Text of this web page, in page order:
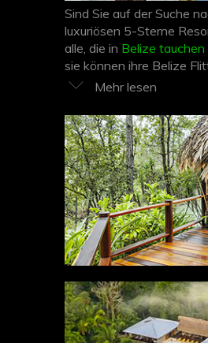
Sind Sie auf der Suche
luxuriösen 5-Sterne
alle, die in Belize tauchen
sie können ihre Belize
Hotels in Belize, welche